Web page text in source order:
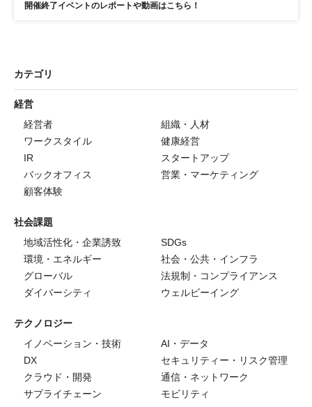
開催終了イベントのレポートや動画はこちら！
カテゴリ
経営
経営者
組織・人材
ワークスタイル
健康経営
IR
スタートアップ
バックオフィス
営業・マーケティング
顧客体験
社会課題
地域活性化・企業誘致
SDGs
環境・エネルギー
社会・公共・インフラ
グローバル
法規制・コンプライアンス
ダイバーシティ
ウェルビーイング
テクノロジー
イノベーション・技術
AI・データ
DX
セキュリティー・リスク管理
クラウド・開発
通信・ネットワーク
サプライチェーン
モビリティ